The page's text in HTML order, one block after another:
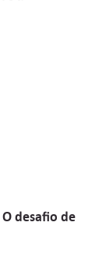
desafio de